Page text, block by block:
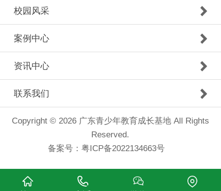
校园风采
案例中心
资讯中心
联系我们
Copyright © 2026 广东青少年教育成长基地 All Rights
Reserved.
备案号： 粤ICP备2022134663号